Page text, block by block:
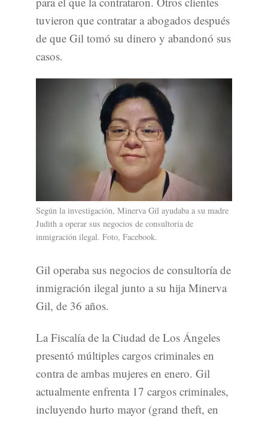
tuvieron que contratar a abogados después
de que Gil tomó su dinero y abandonó sus
casos.
Según la investigación, Minerva Gil ayudaba a su madre
Judith a operar sus negocios de consultoría de
inmigración ilegal. Foto, Facebook.
Gil operaba sus negocios de consultoría de
inmigración ilegal junto a su hija Minerva
Gil, de 36 años.
La Fiscalía de la Ciudad de Los Ángeles
presentó múltiples cargos criminales en
contra de ambas mujeres en enero. Gil
actualmente enfrenta 17 cargos criminales,
incluyendo hurto mayor (grand theft, en